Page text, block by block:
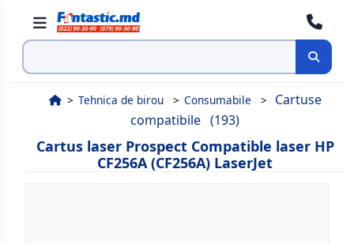
Cauta
Tehnica de birou Consumabile
Cartuse
compatibile (193)
Cartus laser Prospect Compatible laser HP
CF256A (CF256A) LaserJet